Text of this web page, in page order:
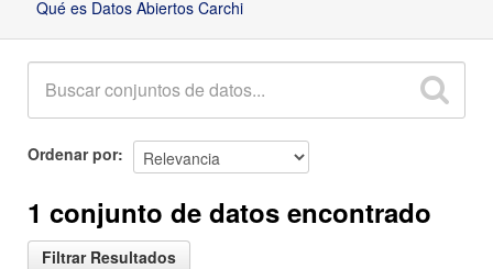
Qué es Datos Abiertos Carchi
Ordenar por
1 conjunto de datos encontrado
Filtrar Resultados